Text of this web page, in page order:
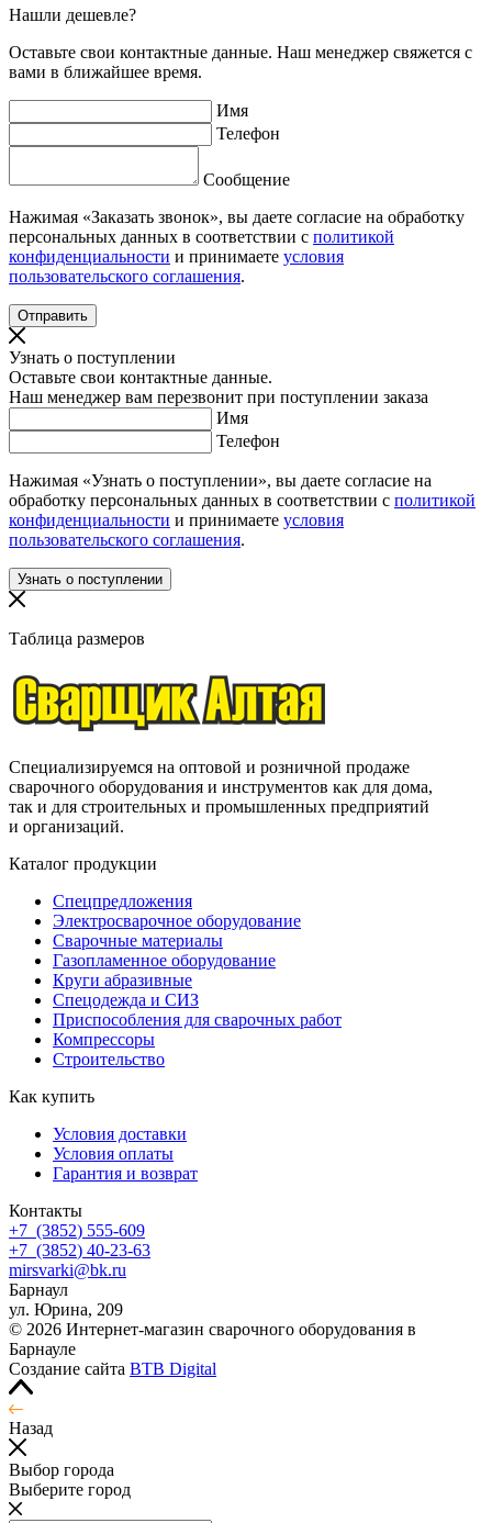
Нашли дешевле?
Оставьте свои контактные данные. Наш менеджер свяжется с
вами в ближайшее время.
Имя
Телефон
Сообщение
Нажимая «Заказать звонок», вы даете согласие на обработку
персональных данных в соответствии с политикой
конфиденциальности и принимаете условия
пользовательского соглашения.
Узнать о поступлении
Оставьте свои контактные данные.
Наш менеджер вам перезвонит при поступлении заказа
Имя
Телефон
Нажимая «Узнать о поступлении», вы даете согласие на
обработку персональных данных в соответствии с политикой
конфиденциальности и принимаете условия
пользовательского соглашения.
Таблица размеров
Специализируемся на оптовой и розничной продаже
сварочного оборудования и инструментов как для дома,
так и для строительных и промышленных предприятий
и организаций.
Каталог продукции
Спецпредложения
Электросварочное оборудование
Сварочные материалы
Газопламенное оборудование
Круги абразивные
Спецодежда и СИЗ
Приспособления для сварочных работ
Компрессоры
Строительство
Как купить
Условия доставки
Условия оплаты
Гарантия и возврат
Контакты
+7 (3852) 555-609
+7 (3852) 40-23-63
mirsvarki@bk.ru
Барнаул
ул. Юрина, 209
© 2026 Интернет-магазин сварочного оборудования в
Барнауле
Создание сайта BTB Digital
Назад
Выбор города
Выберите город